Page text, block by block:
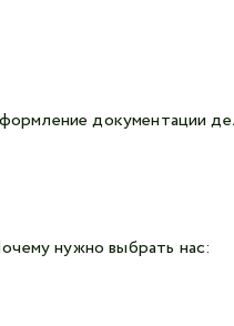
документации
нужно выбрать нас: